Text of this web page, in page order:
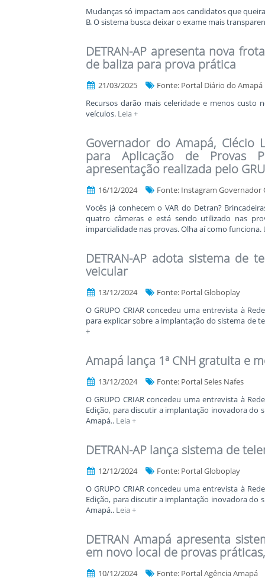
Mudanças só impactam aos candidatos que
B. O sistema busca deixar o exame mais
DETRAN-AP apresenta nova
de baliza para prova prática
21/03/2025
Fonte: Portal Diário do Amapá
Recursos darão mais celeridade e menos
veículos. Leia +
Governador do Amapá, Clécio
para Aplicação de Provas
apresentação realizada pelo
16/12/2024
Fonte: Instagram Governador
Vocês já conhecem o VAR do Detran?
quatro câmeras e está sendo utilizado nas
imparcialidade nas provas. Olha aí como funciona.
DETRAN-AP adota sistema de
veicular
13/12/2024
Fonte: Portal Globoplay
O GRUPO CRIAR concedeu uma entrevista à
para explicar sobre a implantação do sistema de
+
Amapá lança 1ª CNH gratuita e
13/12/2024
Fonte: Portal Seles Nafes
O GRUPO CRIAR concedeu uma entrevista à
Edição, para discutir a implantação inovadora do
Amapá.. Leia +
DETRAN-AP lança sistema de
12/12/2024
Fonte: Portal Globoplay
O GRUPO CRIAR concedeu uma entrevista à
Edição, para discutir a implantação inovadora do
Amapá.. Leia +
DETRAN Amapá apresenta
em novo local de provas
10/12/2024
Fonte: Portal Agência Amapá